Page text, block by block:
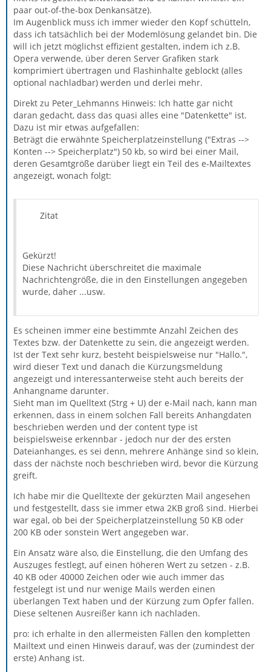
paar out-of-the-box Denkansätze).
Im Augenblick muss ich immer wieder den Kopf schütteln,
dass ich tatsächlich bei der Modemlösung gelandet bin. Die
will ich jetzt möglichst effizient gestalten, indem ich z.B.
Opera verwende, über deren Server Grafiken stark
komprimiert übertragen und Flashinhalte geblockt (alles
optional nachladbar) werden und derlei mehr.
Direkt zu Peter_Lehmanns Hinweis: Ich hatte gar nicht
daran gedacht, dass das quasi alles eine "Datenkette" ist.
Dazu ist mir etwas aufgefallen:
Beträgt die erwähnte Speicherplatzeinstellung ("Extras -->
Konten --> Speicherplatz") 50 kb, so wird bei einer Mail,
deren Gesamtgröße darüber liegt ein Teil des e-Mailtextes
angezeigt, wonach folgt:
Zitat
Gekürzt!
Diese Nachricht überschreitet die maximale
Nachrichtengröße, die in den Einstellungen angegeben
wurde, daher ...usw.
Es scheinen immer eine bestimmte Anzahl Zeichen des
Textes bzw. der Datenkette zu sein, die angezeigt werden.
Ist der Text sehr kurz, besteht beispielsweise nur "Hallo.",
wird dieser Text und danach die Kürzungsmeldung
angezeigt und interessanterweise steht auch bereits der
Anhangname darunter.
Sieht man im Quelltext (Strg + U) der e-Mail nach, kann man
erkennen, dass in einem solchen Fall bereits Anhangdaten
beschrieben werden und der content type ist
beispielsweise erkennbar - jedoch nur der des ersten
Dateianhanges, es sei denn, mehrere Anhänge sind so klein,
dass der nächste noch beschrieben wird, bevor die Kürzung
greift.
Ich habe mir die Quelltexte der gekürzten Mail angesehen
und festgestellt, dass sie immer etwa 2KB groß sind. Hierbei
war egal, ob bei der Speicherplatzeinstellung 50 KB oder
200 KB oder sonstein Wert angegeben war.
Ein Ansatz wäre also, die Einstellung, die den Umfang des
Auszuges festlegt, auf einen höheren Wert zu setzen - z.B.
40 KB oder 40000 Zeichen oder wie auch immer das
festgelegt ist und nur wenige Mails werden einen
überlangen Text haben und der Kürzung zum Opfer fallen.
Diese seltenen Ausreißer kann ich nachladen.
pro: ich erhalte in den allermeisten Fällen den kompletten
Mailtext und einen Hinweis darauf, was der (zumindest der
erste) Anhang ist.